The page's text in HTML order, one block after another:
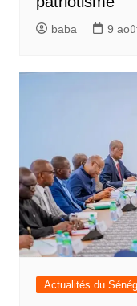
baba 9
Actualités du